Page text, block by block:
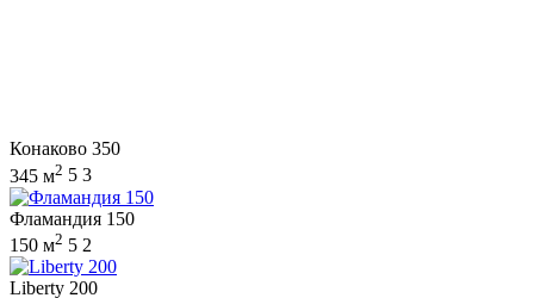
Конаково 350
345 м2 5 3
Фламандия 150
150 м2 5 2
Liberty 200